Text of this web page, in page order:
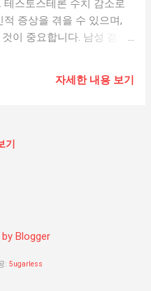
스토스테론 수치 감소로
증상을 겪을 수 있으며,
이 중요합니다. 남성 갱년
의 감소 이며, 개인차가 있
하 신체적 증상 : 피로감,
활습관 유지 균형 잡힌 식
자세한 내용 보기
기
Blogger
: 5ugarless